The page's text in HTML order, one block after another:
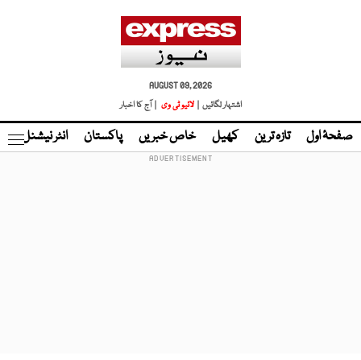
AUGUST 09, 2026
اشتہار لگائیں |
لائیو ٹی وی | آج کا اخبار
صفحۂ اول تازہ ترین کھیل خاص خبریں پاکستان انٹر نیشنل